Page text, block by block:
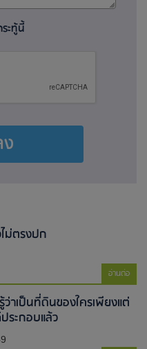
ะทู้นี้
ม่ตรงปก
อ่านต่อ
าเป็นที่ดินของใครเพียงแต่
ะกอบแล้ว